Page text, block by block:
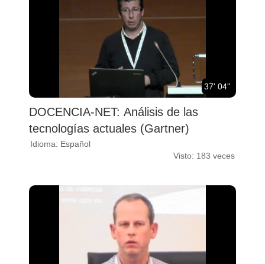
37' 04''
DOCENCIA-NET: Análisis de las
tecnologías actuales (Gartner)
Idioma: Español
Visto: 183 veces